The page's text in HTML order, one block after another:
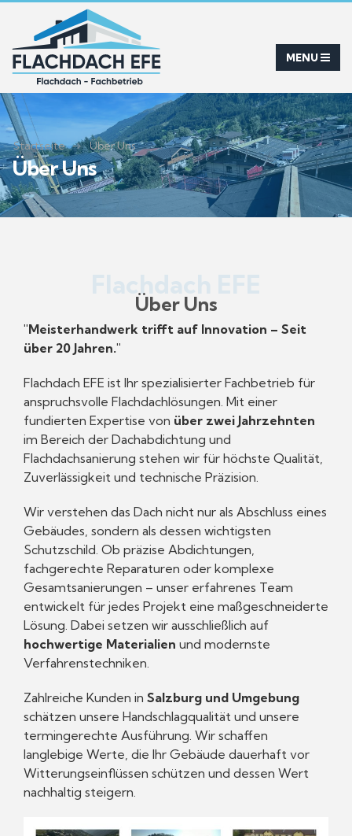
Startseite Über Uns
Über Uns
Flachdach EFE
Über Uns
"Meisterhandwerk trifft auf Innovation – Seit
über 20 Jahren."
Flachdach EFE ist Ihr spezialisierter Fachbetrieb für
anspruchsvolle Flachdachlösungen. Mit einer
fundierten Expertise von über zwei Jahrzehnten
im Bereich der Dachabdichtung und
Flachdachsanierung stehen wir für höchste Qualität,
Zuverlässigkeit und technische Präzision.
Wir verstehen das Dach nicht nur als Abschluss eines
Gebäudes, sondern als dessen wichtigsten
Schutzschild. Ob präzise Abdichtungen,
fachgerechte Reparaturen oder komplexe
Gesamtsanierungen – unser erfahrenes Team
entwickelt für jedes Projekt eine maßgeschneiderte
Lösung. Dabei setzen wir ausschließlich auf
hochwertige Materialien und modernste
Verfahrenstechniken.
Zahlreiche Kunden in Salzburg und Umgebung
schätzen unsere Handschlagqualität und unsere
termingerechte Ausführung. Wir schaffen
langlebige Werte, die Ihr Gebäude dauerhaft vor
Witterungseinflüssen schützen und dessen Wert
nachhaltig steigern.